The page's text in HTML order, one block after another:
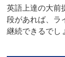
英語上達の大前
段があれば、ラ
継続できるでし